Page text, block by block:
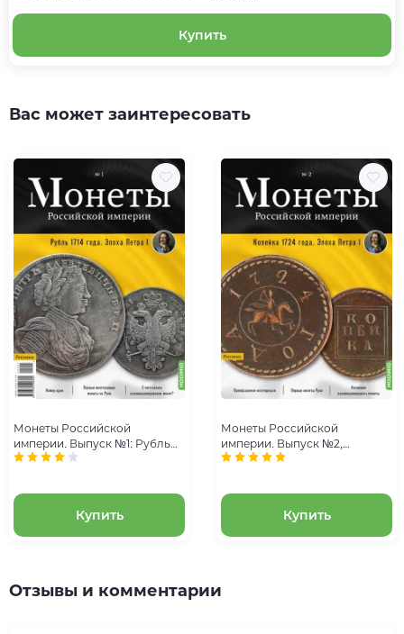
Купить
Вас может заинтересовать
Монеты Российской
империи. Выпуск №1: Рубль
1714 года. Эпоха Петра I
Купить
Монеты Российской
империи. Выпуск №2,
Копейка 1724 года. Эпоха
Купить
Отзывы и комментарии